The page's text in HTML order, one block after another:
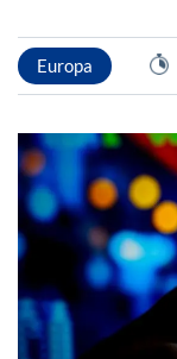
Europa